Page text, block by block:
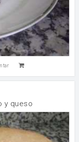
y queso